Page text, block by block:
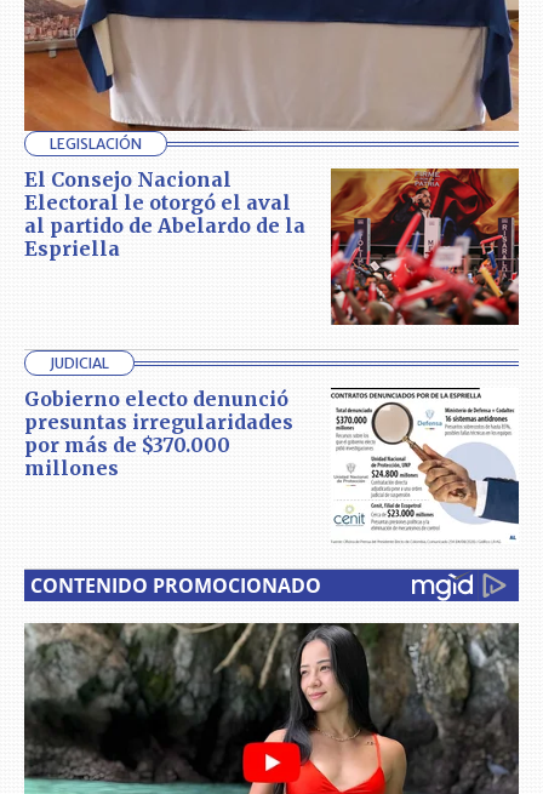
LEGISLACIÓN
El Consejo Nacional
Electoral le otorgó el aval
al partido de Abelardo de la
Espriella
JUDICIAL
Gobierno electo denunció
presuntas irregularidades
por más de $370.000
millones